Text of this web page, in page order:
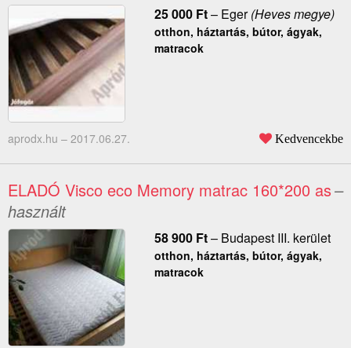
25 000 Ft– Eger(Heves megye)
otthon, háztartás, bútor, ágyak,
matracok
aprodx.hu – 2017.06.27. Kedvencekbe
ELADÓ Visco eco Memory matrac 160*200 as–
használt
58 900 Ft– Budapest III. kerület
otthon, háztartás, bútor, ágyak,
matracok